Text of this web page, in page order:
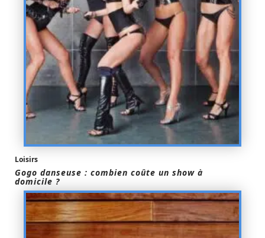
Loisirs
Gogo danseuse : combien coûte un show à
domicile ?